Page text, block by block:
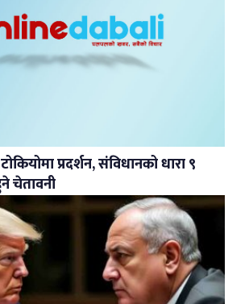
प्रदर्शन, संविधानको धारा ९
चेतावनी